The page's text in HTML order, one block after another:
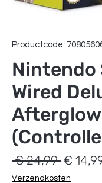
Productcode:
Nintendo
Wired
Afterglow
€ 24,99
prijs
€
Verzendkosten